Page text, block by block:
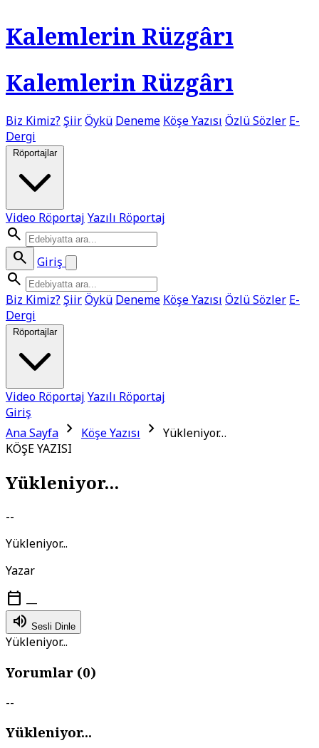
Kalemlerin Rüzgârı
Kalemlerin Rüzgârı
Biz Kimiz? ŞiirÖykü Deneme Köşe Yazısı Özlü Sözler E-
Dergi
Röportajlar
Video Röportaj Yazılı Röportaj
search
search
Giriş
search
Biz Kimiz? ŞiirÖykü Deneme Köşe Yazısı Özlü Sözler E-
Dergi
Röportajlar
Video Röportaj Yazılı Röportaj
Giriş
Ana Sayfa chevron_right Köşe Yazısı chevron_right Yükleniyor…
KÖŞE YAZISI
Yükleniyor...
--
Yükleniyor...
Yazar
calendar_today —
volume_up Sesli Dinle
Yükleniyor...
Yorumlar (0)
--
Yükleniyor...